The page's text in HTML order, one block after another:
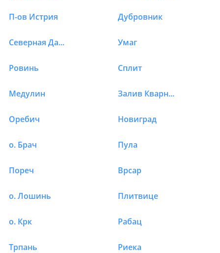
П-ов Истрия Дубровник
Северная Далмация Умаг
Ровинь Сплит
Медулин Залив Кварнер
Оребич Новиград
о. Брач Пула
Пореч Врсар
о. Лошинь Плитвице
о. Крк Рабац
Трпань Риека